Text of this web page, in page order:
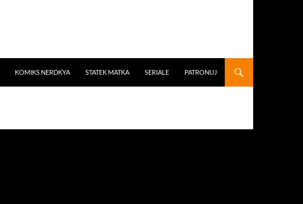
KOMIKS NERDKYA STATEK MATKA SERIALE PATRONUJ